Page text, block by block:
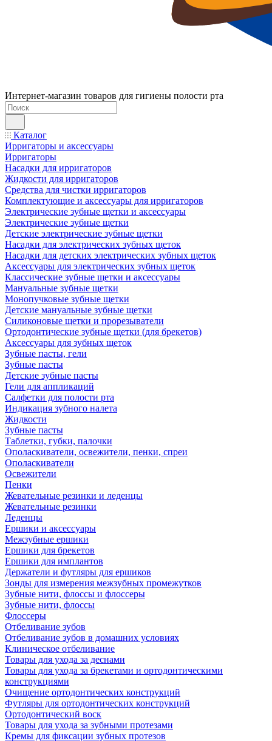
Интернет-магазин товаров для гигиены полости рта
Каталог
Ирригаторы и аксессуары
Ирригаторы
Насадки для ирригаторов
Жидкости для ирригаторов
Средства для чистки ирригаторов
Комплектующие и аксессуары для ирригаторов
Электрические зубные щетки и аксессуары
Электрические зубные щетки
Детские электрические зубные щетки
Насадки для электрических зубных щеток
Насадки для детских электрических зубных щеток
Аксессуары для электрических зубных щеток
Классические зубные щетки и аксессуары
Мануальные зубные щетки
Монопучковые зубные щетки
Детские мануальные зубные щетки
Силиконовые щетки и прорезыватели
Ортодонтические зубные щетки (для брекетов)
Аксессуары для зубных щеток
Зубные пасты, гели
Зубные пасты
Детские зубные пасты
Гели для аппликаций
Салфетки для полости рта
Индикация зубного налета
Жидкости
Зубные пасты
Таблетки, губки, палочки
Ополаскиватели, освежители, пенки, спреи
Ополаскиватели
Освежители
Пенки
Жевательные резинки и леденцы
Жевательные резинки
Леденцы
Ершики и аксессуары
Межзубные ершики
Ершики для брекетов
Ершики для имплантов
Держатели и футляры для ершиков
Зонды для измерения межзубных промежутков
Зубные нити, флоссы и флоссеры
Зубные нити, флоссы
Флоссеры
Отбеливание зубов
Отбеливание зубов в домашних условиях
Клиническое отбеливание
Товары для ухода за деснами
Товары для ухода за брекетами и ортодонтическими
конструкциями
Очищение ортодонтических конструкций
Футляры для ортодонтических конструкций
Ортодонтический воск
Товары для ухода за зубными протезами
Кремы для фиксации зубных протезов